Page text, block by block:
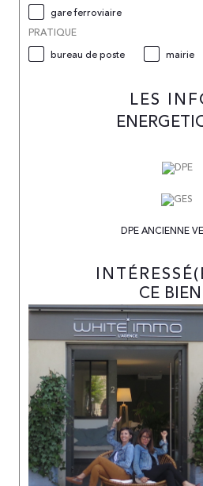
gare ferroviaire
PRATIQUE
bureau de poste
mairie
LES
DPE ANCIENNE
CE